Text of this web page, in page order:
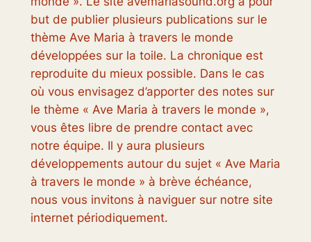
but de publier plusieurs publications sur le
thème Ave Maria à travers le monde
développées sur la toile. La chronique est
reproduite du mieux possible. Dans le cas
où vous envisagez d’apporter des notes sur
le thème « Ave Maria à travers le monde »,
vous êtes libre de prendre contact avec
notre équipe. Il y aura plusieurs
développements autour du sujet « Ave Maria
à travers le monde » à brève échéance,
nous vous invitons à naviguer sur notre site
internet périodiquement.